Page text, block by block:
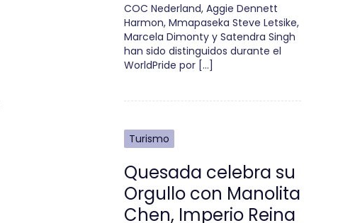
COC Nederland, Aggie Dennett
Harmon, Mmapaseka Steve Letsike,
Marcela Dimonty y Satendra Singh
han sido distinguidos durante el
WorldPride por […]
Turismo
Quesada celebra su
Orgullo con Manolita
Chen, Imperio Reina